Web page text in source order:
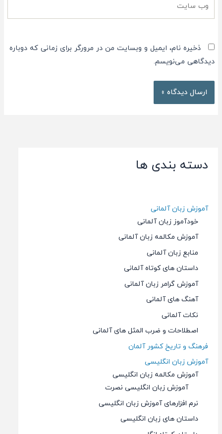
دسته بندی ها
آموزش زبان آلمانی
خودآموز زبان آلمانی
آموزش مکالمه زبان آلمانی
منابع زبان آلمانی
داستان های کوتاه آلمانی
آموزش گرامر زبان آلمانی
آهنگ های آلمانی
نکات آلمانی
اصطلاحات و ضرب المثل های آلمانی
فرهنگ و تاریخ کشور آلمان
آموزش زبان انگلیسی
آموزش مکالمه زبان انگلیسی
آموزش زبان انگلیسی نصرت
نرم افزارهای آموزش زبان انگلیسی
داستان های زبان انگلیسی
ذخیره نام، ایمیل و وبسایت من در مرورگر برای زمانی که دوباره
دیدگاهی می‌نویسم.